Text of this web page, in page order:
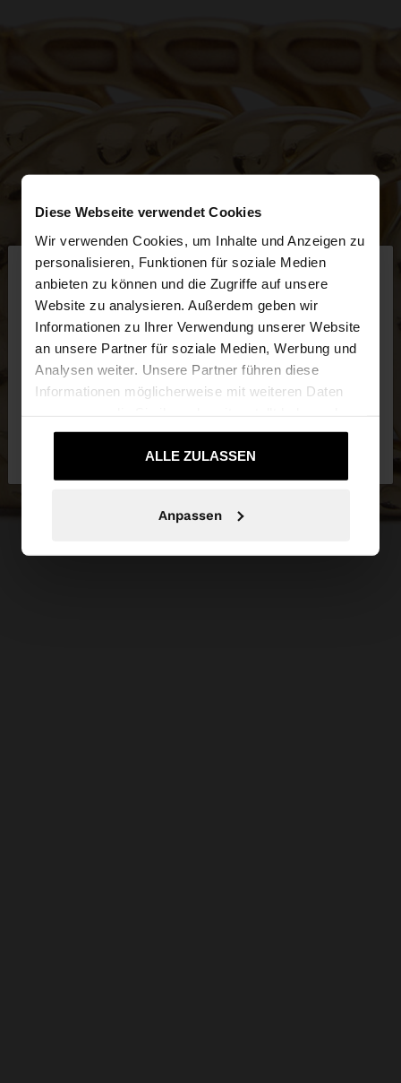
Diese Webseite verwendet Cookies
Wir verwenden Cookies, um Inhalte und Anzeigen zu
personalisieren, Funktionen für soziale Medien
anbieten zu können und die Zugriffe auf unsere
Website zu analysieren. Außerdem geben wir
Informationen zu Ihrer Verwendung unserer Website
an unsere Partner für soziale Medien, Werbung und
Analysen weiter. Unsere Partner führen diese
Informationen möglicherweise mit weiteren Daten
die sie im Rahmen Ihrer Nutzung der Dienste
gesammelt haben.ALLE ZULASSEN
Anpassen
hallo
Sie greifen von Deutschland auf die Website zu.
Möchten Sie unsere United States Website
Deutschland
Ja, bringen Sie mich
zu United States